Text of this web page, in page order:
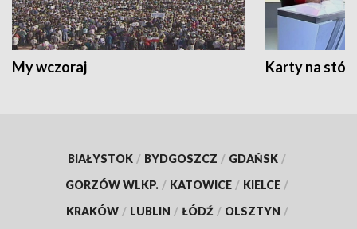
My wczoraj Karty na
BIAŁYSTOK / BYDGOSZCZ / GDAŃSK /
GORZÓW WLKP. / KATOWICE / KIELCE /
KRAKÓW / LUBLIN / ŁÓDŹ / OLSZTYN /